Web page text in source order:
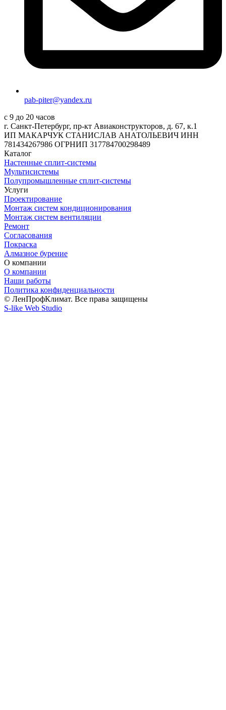
pab-piter@yandex.ru
с 9 до 20 часов
г. Санкт-Петербург, пр-кт Авиаконструкторов, д. 67, к.1
ИП МАКАРЧУК СТАНИСЛАВ АНАТОЛЬЕВИЧ ИНН
781434267986 ОГРНИП 317784700298489
Каталог
Настенные сплит-системы
Мультисистемы
Полупромышленные сплит-системы
Услуги
Проектирование
Монтаж систем кондиционирования
Монтаж систем вентиляции
Ремонт
Согласования
Покраска
Алмазное бурение
О компании
О компании
Наши работы
Политика конфиденциальности
© ЛенПрофКлимат. Все права защищены
S-like Web Studio